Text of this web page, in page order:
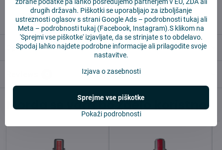
✅ BREZPLAČNA dostava nad 55 EUR
✅14 dni za vračilo blaga
Opis
Morda se vam bo zdelo koristno
drugih državah. Piškotki se uporabljajo za izboljšanje
ustreznosti oglasov s strani Google Ads – podrobnosti tukajali
Meta – podrobnosti tukaj (Facebook, Instagram).S klikom na
'Sprejmi vse piškotke' izjavljate, da se strinjate s to obdelavo.
Spodaj lahko najdete podrobne informacije ali prilagodite svoje
nastavitve.
Izjava o zasebnosti
Pokaži podrobnosti
Sprejme vse piškotke